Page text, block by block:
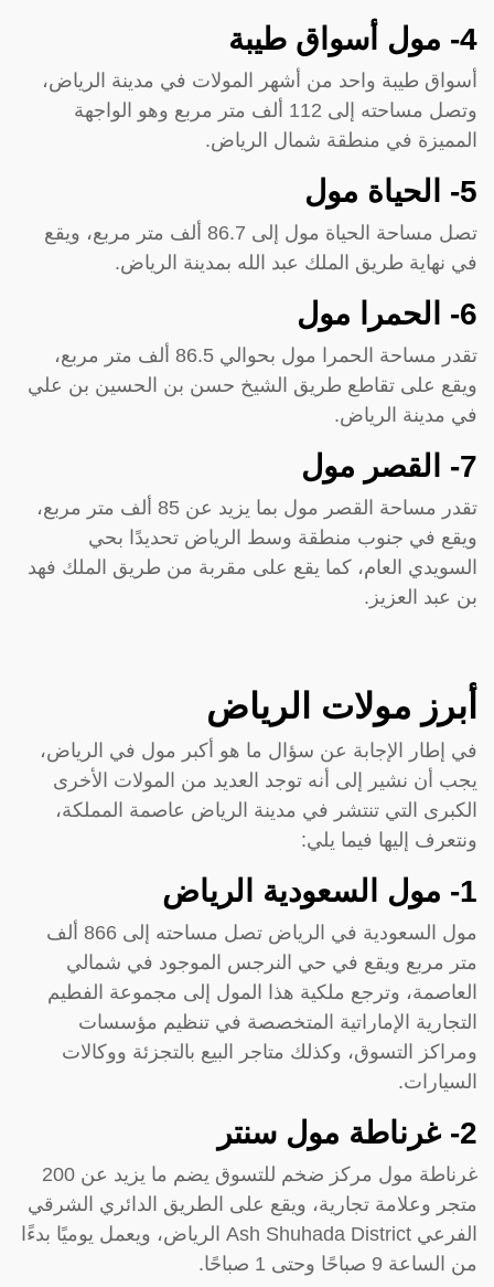
4- مول أسواق طيبة
أسواق طيبة واحد من أشهر المولات في مدينة الرياض،
وتصل مساحته إلى 112 ألف متر مربع وهو الواجهة
المميزة في منطقة شمال الرياض.
5- الحياة مول
تصل مساحة الحياة مول إلى 86.7 ألف متر مربع، ويقع
في نهاية طريق الملك عبد الله بمدينة الرياض.
6- الحمرا مول
تقدر مساحة الحمرا مول بحوالي 86.5 ألف متر مربع،
ويقع على تقاطع طريق الشيخ حسن بن الحسين بن علي
في مدينة الرياض.
7- القصر مول
تقدر مساحة القصر مول بما يزيد عن 85 ألف متر مربع،
ويقع في جنوب منطقة وسط الرياض تحديدًا بحي
السويدي العام، كما يقع على مقربة من طريق الملك فهد
بن عبد العزيز.
أبرز مولات الرياض
في إطار الإجابة عن سؤال ما هو أكبر مول في الرياض،
يجب أن نشير إلى أنه توجد العديد من المولات الأخرى
الكبرى التي تنتشر في مدينة الرياض عاصمة المملكة،
ونتعرف إليها فيما يلي:
1- مول السعودية الرياض
مول السعودية في الرياض تصل مساحته إلى 866 ألف
متر مربع ويقع في حي النرجس الموجود في شمالي
العاصمة، وترجع ملكية هذا المول إلى مجموعة الفطيم
التجارية الإماراتية المتخصصة في تنظيم مؤسسات
ومراكز التسوق، وكذلك متاجر البيع بالتجزئة ووكالات
السيارات.
2- غرناطة مول سنتر
غرناطة مول مركز ضخم للتسوق يضم ما يزيد عن 200
متجر وعلامة تجارية، ويقع على الطريق الدائري الشرقي
الفرعي Ash Shuhada District الرياض، ويعمل يوميًا بدءًا
من الساعة 9 صباحًا وحتى 1 صباحًا.